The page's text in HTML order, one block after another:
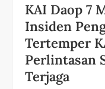
KAI Daop 7
Insiden
Tertemper
Perlintasan
Terjaga